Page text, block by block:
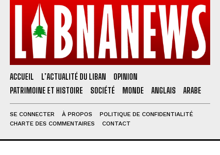
ACCUEIL L’ACTUALITÉ DU LIBAN
OPINION
PATRIMOINE ET HISTOIRE
SOCIÉTÉ MONDE ANGLAIS ARABE
SE CONNECTER À PROPOS
POLITIQUE DE CONFIDENTIALITÉ
CHARTE DES COMMENTAIRES
CONTACT